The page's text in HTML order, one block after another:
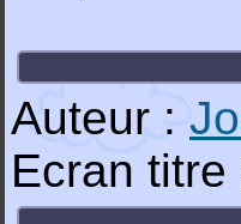
Auteur :
Ecran titre